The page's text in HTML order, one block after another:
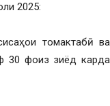
2025:
томактабӣ ва
30 фоиз зиёд карда